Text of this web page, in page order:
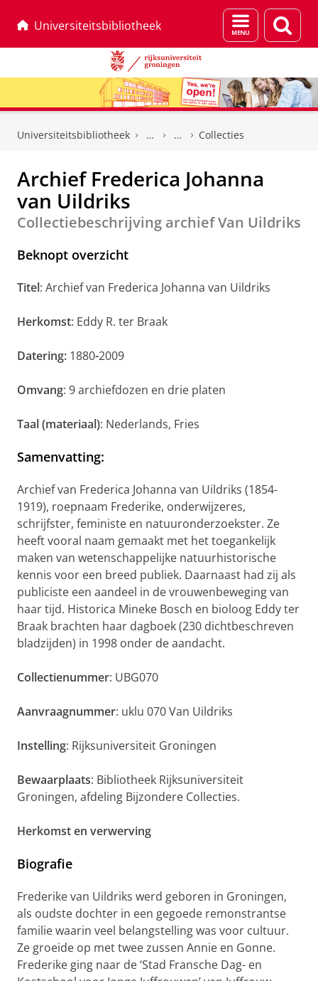
Universiteitsbibliotheek
Menu
en
Universiteitsbibliotheek Collecties
Archief Frederica Johanna
van Uildriks
Collectiebeschrijving archief Van Uildriks
Beknopt overzicht
Titel: Archief van Frederica Johanna van Uildriks
Herkomst: Eddy R. ter Braak
Datering: 1880-2009
Omvang: 9 archiefdozen en drie platen
Taal (materiaal): Nederlands, Fries
Samenvatting:
Archief van Frederica Johanna van Uildriks (1854-
1919), roepnaam Frederike, onderwijzeres,
schrijfster, feministe en natuuronderzoekster. Ze
heeft vooral naam gemaakt met het toegankelijk
maken van wetenschappelijke natuurhistorische
kennis voor een breed publiek. Daarnaast had zij als
publiciste een aandeel in de vrouwenbeweging van
haar tijd. Historica Mineke Bosch en bioloog Eddy ter
Braak brachten haar dagboek (230 dichtbeschreven
bladzijden) in 1998 onder de aandacht.
Collectienummer: UBG070
Aanvraagnummer: uklu 070 Van Uildriks
Instelling: Rijksuniversiteit Groningen
Bewaarplaats: Bibliotheek Rijksuniversiteit
Groningen, afdeling Bijzondere Collecties.
Herkomst en verwerving
Biografie
Frederike van Uildriks werd geboren in Groningen,
als oudste dochter in een gegoede remonstrantse
familie waarin veel belangstelling was voor cultuur.
Ze groeide op met twee zussen Annie en Gonne.
Frederike ging naar de ‘Stad Fransche Dag- en